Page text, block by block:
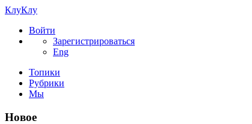
КлуКлу
Войти
Зарегистрироваться
Eng
Топики
Рубрики
Мы
Новое